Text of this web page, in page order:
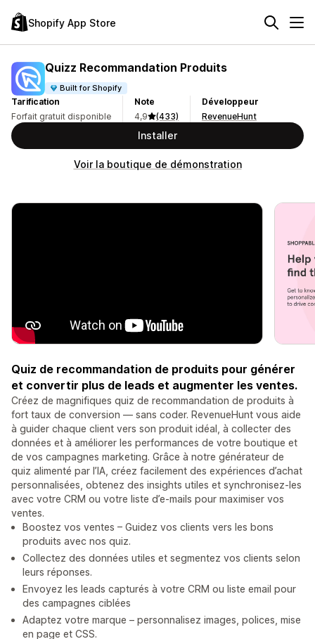
Shopify App Store
Quizz Recommandation Produits
Built for Shopify
Tarification
Forfait gratuit disponible
Note
4,9
(433)
Développeur
RevenueHunt
Installer
Voir la boutique de démonstration
Quiz de recommandation de produits pour générer
et convertir plus de leads et augmenter les ventes.
Créez de magnifiques quiz de recommandation de produits à
fort taux de conversion — sans coder. RevenueHunt vous aide
à guider chaque client vers son produit idéal, à collecter des
données et à améliorer les performances de votre boutique et
de vos campagnes marketing. Grâce à notre générateur de
quiz alimenté par l’IA, créez facilement des expériences d’achat
personnalisées, obtenez des insights utiles et synchronisez-les
avec votre CRM ou votre liste d’e-mails pour maximiser vos
ventes.
Boostez vos ventes – Guidez vos clients vers les bons
produits avec nos quiz.
Collectez des données utiles et segmentez vos clients selon
leurs réponses.
Envoyez les leads capturés à votre CRM ou liste email pour
des campagnes ciblées
Adaptez votre marque – personnalisez images, polices, mise
en page et CSS.